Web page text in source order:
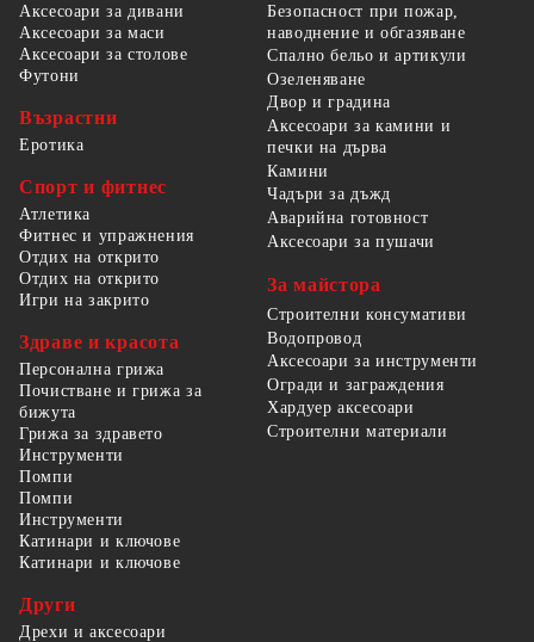
Аксесоари за дивани
Аксесоари за маси
Аксесоари за столове
Футони
Възрастни
Еротика
Спорт и фитнес
Атлетика
Фитнес и упражнения
Отдих на открито
Отдих на открито
Игри на закрито
Здраве и красота
Персонална грижа
Почистване и грижа за
бижута
Грижа за здравето
Безопасност при пожар,
наводнение и обгазяване
Спално бельо и артикули
Озеленяване
Двор и градина
Аксесоари за камини и
печки на дърва
Камини
Чадъри за дъжд
Аварийна готовност
Аксесоари за пушачи
За майстора
Строителни консумативи
Водопровод
Аксесоари за инструменти
Огради и заграждения
Хардуер аксесоари
Строителни материали
Инструменти
Помпи
Помпи
Инструменти
Катинари и ключове
Катинари и ключове
Други
Дрехи и аксесоари